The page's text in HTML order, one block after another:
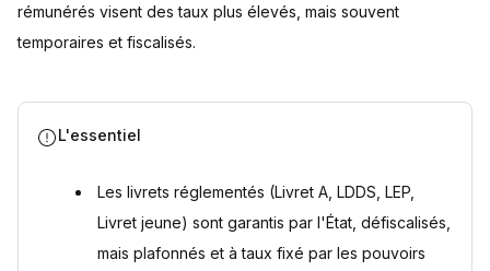
Compte épargne logement (CEL)
Plan épargne logement (PEL)
Plan d'épargne retraite (PER)
Quel est le livret d'épargne le plus rémunérateur ?
Peut-on cumuler plusieurs livrets d'épargne ?
Les intérêts des livrets bancaires sont-ils imposables ?
rémunérés visent des taux plus élevés, mais souvent
temporaires et fiscalisés.
L'essentiel
Les livrets réglementés (Livret A, LDDS, LEP,
Livret jeune) sont garantis par l'État, défiscalisés,
mais plafonnés et à taux fixé par les pouvoirs